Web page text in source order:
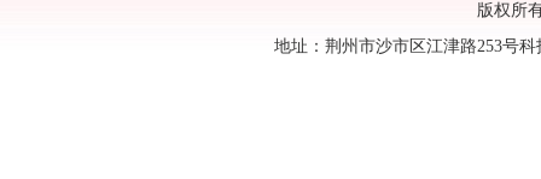
版权所
地址：荆州市沙市区江津路253号科